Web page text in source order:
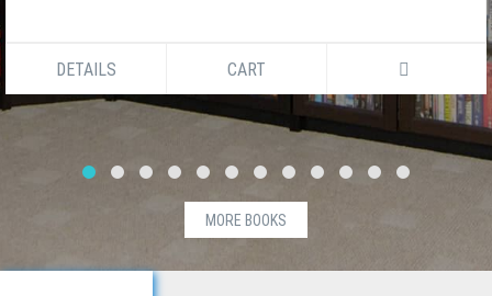
DETAILS CART
MORE BOOKS